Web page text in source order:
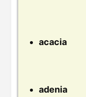
acacia
adenia